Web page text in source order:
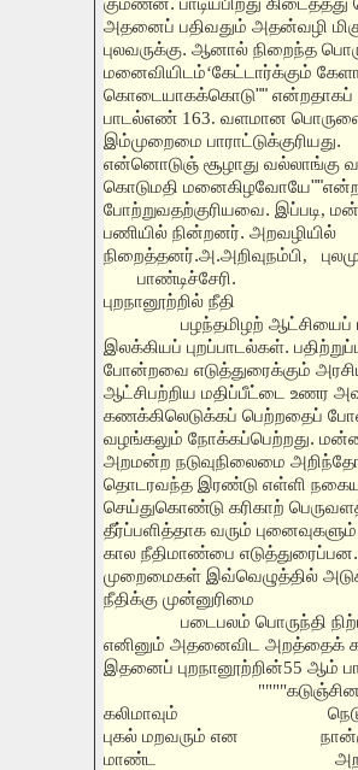
அதனைப் பதிவதும் அதன்வழி
புலவருக்கு. ஆனால் நிறைந்த
மனைவியிடம்‘கேட்டார்க்கும்
கொடையாகக்கொடு"" என்றதாகப்
பாடல்எண் 163. வளமான பொருளை
இம்முறைமை பாராட்டுக்குரியது.
என்னொடுஞ் சூழாது வல்லாங்கு
கொடுமதி
போற்றுவதற்குரியவை. இப்படி,
பணியில் நின்றனர். அறவழியில்
நிறைத்தனர்.அ.அறிவுநம்பி,
பாண்டிச்சேரி.
புறநானூற்றில் நீதி
பழந்தமிழற் ஆட்சியைப்
இலக்கியப் புறப்பாடல்கள்.
போன்றவை எடுத்துரைக்கும்
ஆட்சிபற்றிய மதிப்பீட்டை உணர
கணக்கிலெடுக்கப் பெற்றதைப்
வழங்கலும் நோக்கப்பெற்றது.
அறமன்ற நடுவுநிலைமை
தொடரவந்த இரண்டு எள்ளி
செய்துகொண்டு கரிகாற்
தீர்ப்பளித்தாக வரும்
கால நீதிமாண்பை
முறைமைகள் இவ்வெழுத்தில்
நீதிக்கு முன்னுரிமை
படைபலம் பொருந்தி
எனினும் அதனைவிட அறத்தைக்
இதனைப் புறநானூற்றின்55 ஆம்
""""
கலிமாவும்
புகல் மறவரும் என
மாண்ட